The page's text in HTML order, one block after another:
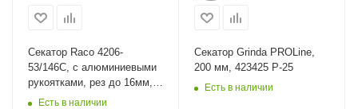
Секатор Raco 4206-
53/146C, с алюминиевыми
рукоятками, рез до 16мм,
200мм
Есть в наличии
Секатор Grinda PROLine,
200 мм, 423425 P-25
Есть в наличии